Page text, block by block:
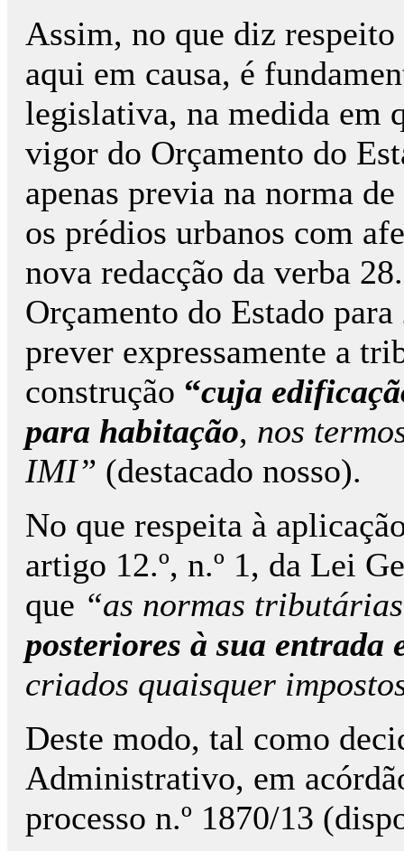
Assim, no que diz respeito
aqui em causa, é
legislativa, na medida em
vigor do Orçamento do
apenas previa na norma
os prédios urbanos com
nova redacção da verba
Orçamento do Estado
prever expressamente a
construção “cuja
para habitação, nos
IMI” (destacado nosso).
No que respeita à
artigo 12.º, n.º 1, da Lei
que “as normas
posteriores à sua entrada
criados quaisquer
Deste modo, tal como
Administrativo, em
processo n.º 1870/13